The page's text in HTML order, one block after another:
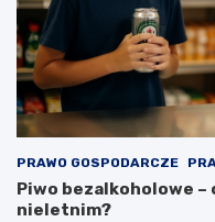
PRAWO GOSPODARCZE
Piwo bezalkoholowe –
nieletnim?